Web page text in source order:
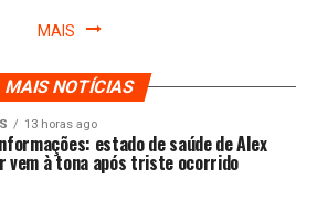
MAIS
MAIS NOTÍCIAS
13 horas ago
estado de saúde de Alex
vem à tona após triste ocorrido